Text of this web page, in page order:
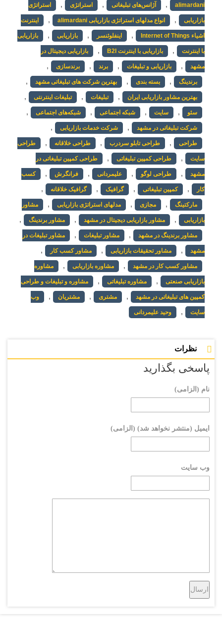
alimardani
, آژانس‌های تبلیغاتی , استراتژی , استراتژی
بازاریابی , انواع مدلهای استراتژی بازاریابی alimardani , اینترنت
اشیاء Internet of Things , اینفلوئنسر , بازاریابی , بازاریابی
با اینترنت , بازاریابی با اینترنت B2I , بازاریابی دیجیتال در
مشهد , بازاریابی و تبلیغات , برند , برندسازی ,
برندینگ , بسته بندی , بهترین شرکت های تبلیغاتی مشهد ,
بهترین مشاور بازاریابی ایران , تبلیغات , تبلیغات اینترنتی ,
سئو , سایت , شبکه اجتماعی , شبکه‌های اجتماعی ,
شرکت تبلیغاتی در مشهد , شرکت خدمات بازاریابی ,
طراحی , طراحی تابلو سردرب , طراحی خلاقانه , طراحی
سایت , طراحی کمپین تبلیغاتی , طراحی کمپین تبلیغاتی در
مشهد , طراحی لوگو , علیمردانی , فرانگرش , کسب
کار , کمپین تبلیغاتی , گرافیک , گرافیک خلاقانه ,
مارکتینگ , مجازی , مدلهای استراتژی بازاریابی , مشاور
بازاریابی , مشاور بازاریابی دیجیتال در مشهد , مشاور برندینگ ,
مشاور برندینگ در مشهد , مشاور تبلیغات , مشاور تبلیغات در
مشهد , مشاور تحقیقات بازاریابی , مشاور کسب کار ,
مشاور کسب کار در مشهد , مشاوره بازاریابی , مشاوره
بازاریابی صنعتی , مشاوره تبلیغاتی , مشاوره و تبلیغات و طراحی
کمپین های تبلیغاتی در مشهد , مشتری , مشتریان , وب
سایت , وحید علیمردانی
نظرات
پاسخی بگذارید
نام (الزامی)
ایمیل (منتشر نخواهد شد) (الزامی)
وب سایت